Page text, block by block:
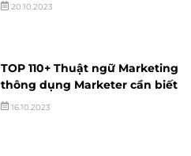
20.10.2023
TOP 110+ Thuật ngữ Marketing
thông dụng Marketer cần biết
16.10.2023